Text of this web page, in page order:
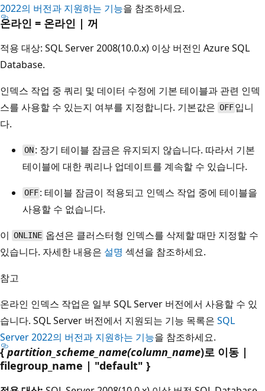
2022의 버전과 지원하는 기능을 참조하세요.
온라인 = 온라인 | 꺼
적용 대상: SQL Server 2008(10.0.x) 이상 버전인 Azure SQL
Database.
인덱스 작업 중 쿼리 및 데이터 수정에 기본 테이블과 관련 인덱
스를 사용할 수 있는지 여부를 지정합니다. 기본값은 OFF 입니
다.
ON : 장기 테이블 잠금은 유지되지 않습니다. 따라서 기본
테이블에 대한 쿼리나 업데이트를 계속할 수 있습니다.
OFF : 테이블 잠금이 적용되고 인덱스 작업 중에 테이블을
사용할 수 없습니다.
이 ONLINE 옵션은 클러스터형 인덱스를 삭제할 때만 지정할 수
있습니다. 자세한 내용은 설명 섹션을 참조하세요.
참고
온라인 인덱스 작업은 일부 SQL Server 버전에서 사용할 수 있
습니다. SQL Server 버전에서 지원되는 기능 목록은 SQL
Server 2022의 버전과 지원하는 기능을 참조하세요.
{partition_scheme_name(column_name)로 이동 |
filegroup_name | "default" }